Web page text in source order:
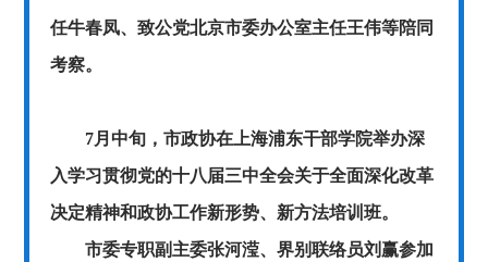
任牛春凤、致公党北京市委办公室主任王伟等陪同
考察。
7月中旬，市政协在上海浦东干部学院举办深
入学习贯彻党的十八届三中全会关于全面深化改革
决定精神和政协工作新形势、新方法培训班。
市委专职副主委张河滢、界别联络员刘赢参加